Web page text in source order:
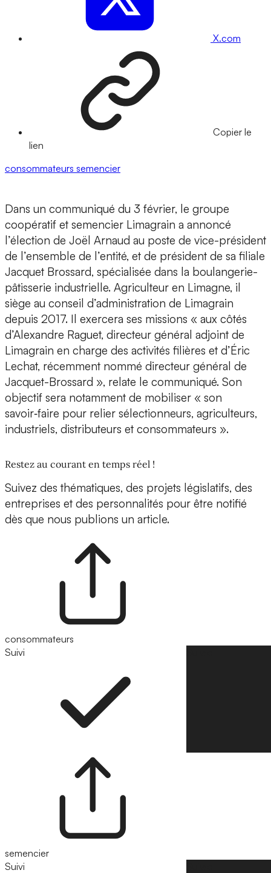
X.com
Copier le
lien
consommateurs semencier
Dans un communiqué du 3 février, le groupe
coopératif et semencier Limagrain a annoncé
l’élection de Joël Arnaud au poste de vice-président
de l’ensemble de l’entité, et de président de sa filiale
Jacquet Brossard, spécialisée dans la boulangerie-
pâtisserie industrielle. Agriculteur en Limagne, il
siège au conseil d’administration de Limagrain
depuis 2017. Il exercera ses missions « aux côtés
d’Alexandre Raguet, directeur général adjoint de
Limagrain en charge des activités filières et d’Éric
Lechat, récemment nommé directeur général de
Jacquet-Brossard », relate le communiqué. Son
objectif sera notamment de mobiliser « son
savoir‑faire pour relier sélectionneurs, agriculteurs,
industriels, distributeurs et consommateurs ».
Restez au courant en temps réel !
Suivez des thématiques, des projets législatifs, des
entreprises et des personnalités pour être notifié
dès que nous publions un article.
consommateurs
Suivi
semencier
Suivi